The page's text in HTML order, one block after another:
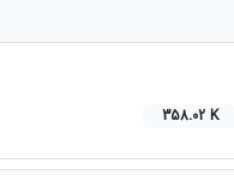
358.02 K